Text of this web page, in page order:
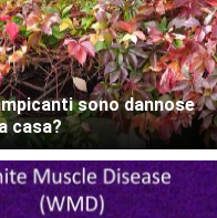
sono dannose
casa?